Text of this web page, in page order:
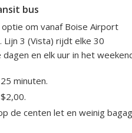
bus
om vanaf Boise Airport
3 (Vista) rijdt elke 30
en elk uur in het
minuten.
de centen let en weinig